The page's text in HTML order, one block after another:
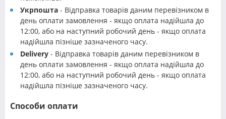
Укрпошта - Відправка товарів даним перевізником в
день оплати замовлення - якщо оплата надійшла до
12:00, або на наступний робочий день - якщо оплата
надійшла пізніше зазначеного часу.
Delivery - Відправка товарів даним перевізником в
день оплати замовлення - якщо оплата надійшла до
12:00, або на наступний робочий день - якщо оплата
надійшла пізніше зазначеного часу.
Способи оплати